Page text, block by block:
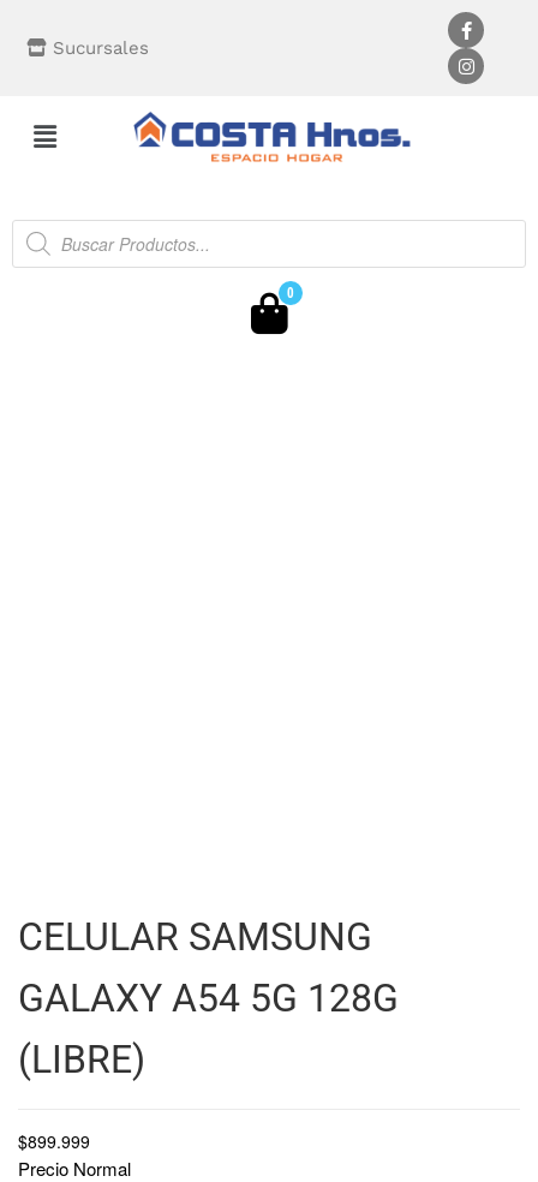
Sucursales
0
CELULAR SAMSUNG
GALAXY A54 5G 128G
(LIBRE)
$899.999
Precio Normal